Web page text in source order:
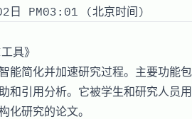
日 PM03:01 (北京时间)
具》
能简化并加速研究过程。主要功能包
和引用分析。它被学生和研究人员用
化研究的论文。